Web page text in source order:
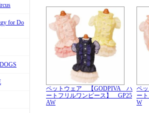
for Do
ペットウェア 【GODPIVA ハ
ートフリルワンピース】 GP25
AW
ペ
ー
W